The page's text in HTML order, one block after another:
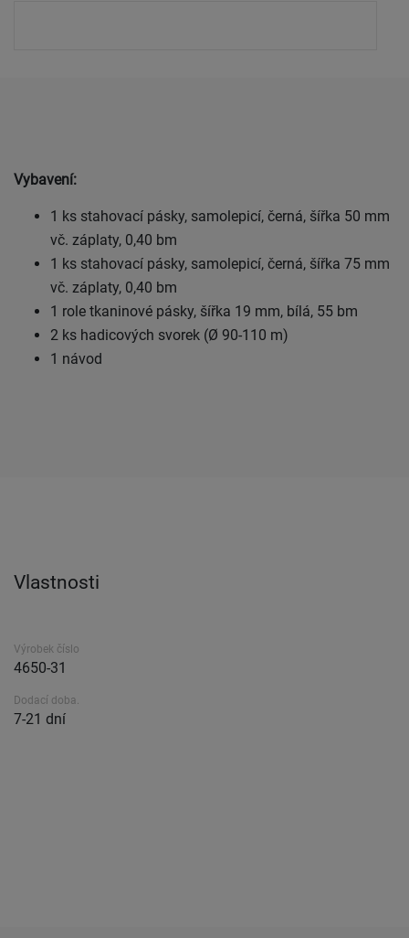
Vybavení:
1 ks stahovací pásky, samolepicí, černá, šířka 50 mm
vč. záplaty, 0,40 bm
1 ks stahovací pásky, samolepicí, černá, šířka 75 mm
vč. záplaty, 0,40 bm
1 role tkaninové pásky, šířka 19 mm, bílá, 55 bm
2 ks hadicových svorek (Ø 90-110 m)
1 návod
Vlastnosti
Výrobek číslo
4650-31
Dodací doba.
7-21 dní